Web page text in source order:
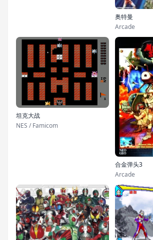
奥特曼
Arcade
坦克大战
NES / Famicom
合金弹头3
Arcade